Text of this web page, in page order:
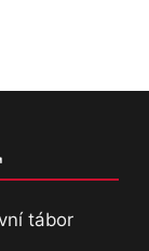
tábor